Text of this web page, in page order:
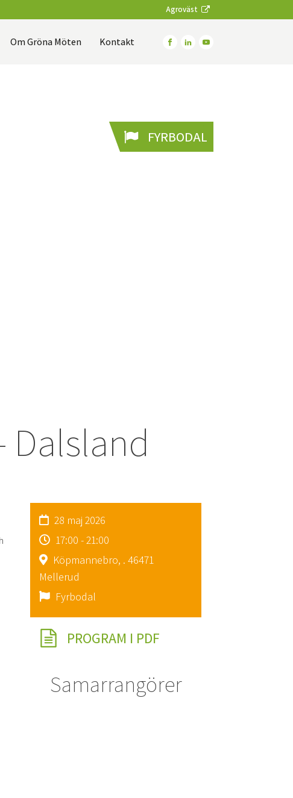
Agroväst
Om Gröna Möten Kontakt
FYRBODAL
Dalsland
28 maj 2026
17:00 - 21:00
Köpmannebro, . 46471
Mellerud
Fyrbodal
PROGRAM I PDF
Samarrangörer